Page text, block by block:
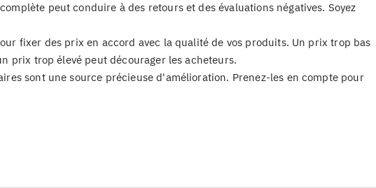
peut conduire à des retours et des évaluations négatives. Soyez
fixer des prix en accord avec la qualité de vos produits. Un prix trop bas
prix trop élevé peut décourager les acheteurs.
sont une source précieuse d'amélioration. Prenez-les en compte pour